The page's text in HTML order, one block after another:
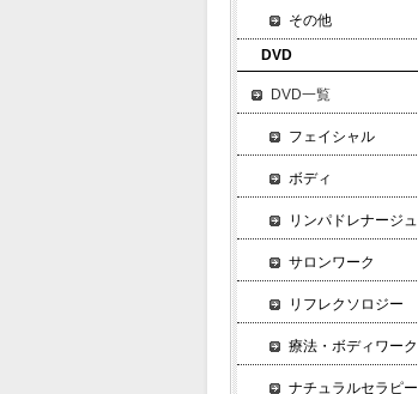
その他
DVD
DVD一覧
フェイシャル
ボディ
リンパドレナージュ
サロンワーク
リフレクソロジー
療法・ボディワーク
ナチュラルセラピー